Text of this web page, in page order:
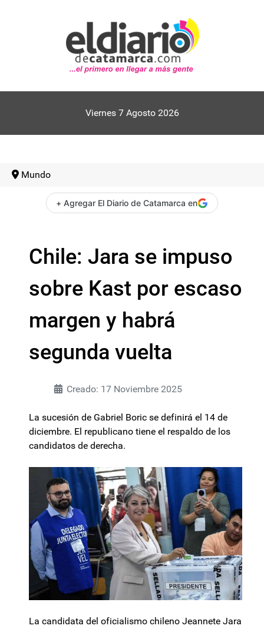
Viernes 7 Agosto 2026
Mundo
+ Agregar El Diario de Catamarca en
Chile: Jara se impuso
sobre Kast por escaso
margen y habrá
segunda vuelta
Creado: 17 Noviembre 2025
La sucesión de Gabriel Boric se definirá el 14 de
diciembre. El republicano tiene el respaldo de los
candidatos de derecha.
La candidata del oficialismo chileno Jeannete Jara